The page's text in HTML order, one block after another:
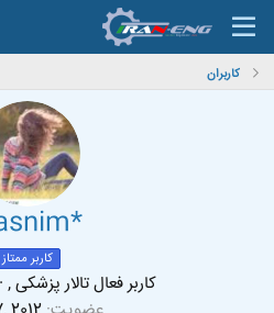
کاربران
کاربر ممتاز
کاربر فعال تالار پزشکی , ·